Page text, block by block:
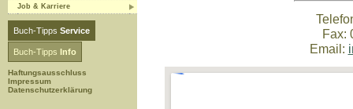
Job & Karriere
Buch-Tipps Service
Buch-Tipps Info
Haftungsausschluss
Impressum
Datenschutzerklärung
Fax:
Email: